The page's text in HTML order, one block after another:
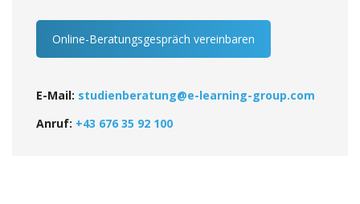
Online-Beratungsgespräch vereinbaren
E-Mail: studienberatung@e-learning-group.com
Anruf: +43 676 35 92 100